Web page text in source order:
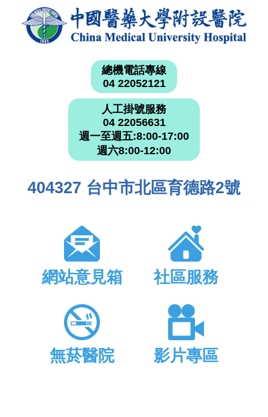
總機電話專線
04 22052121
人工掛號服務
04 22056631
週一至週五:8:00-17:00
週六8:00-12:00
404327 台中市北區育德路2號
網站意見箱 社區服務
無菸醫院 影片專區